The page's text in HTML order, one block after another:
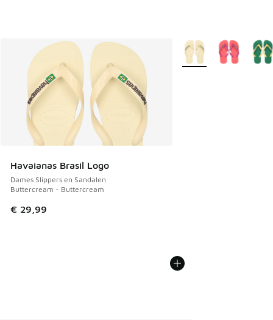
Havaianas Brasil Logo
Dames Slippers en Sandalen
Buttercream - Buttercream
€ 29,99
Meer kleuren